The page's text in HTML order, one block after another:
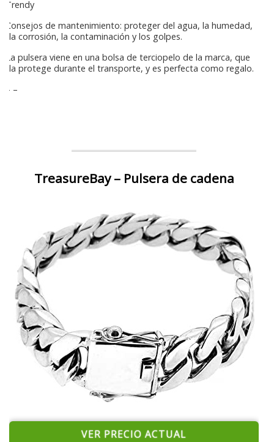
Trendy
Consejos de mantenimiento: proteger del agua, la humedad,
la corrosión, la contaminación y los golpes.
La pulsera viene en una bolsa de terciopelo de la marca, que
la protege durante el transporte, y es perfecta como regalo.
– –
TreasureBay – Pulsera de cadena
VER PRECIO ACTUAL